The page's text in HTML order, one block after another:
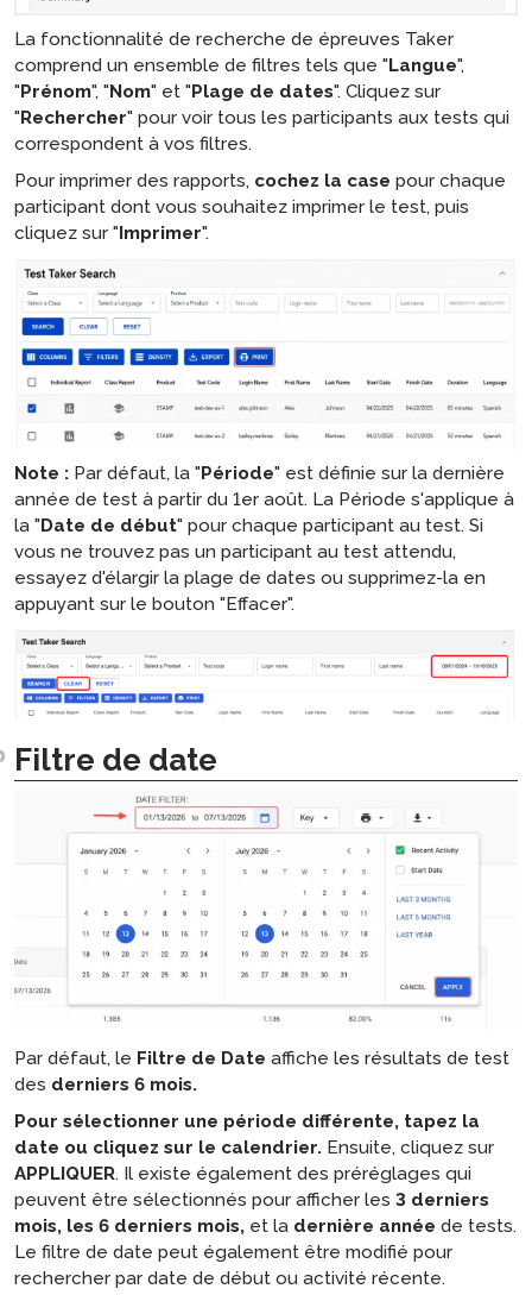
La fonctionnalité de recherche de épreuves Taker
comprend un ensemble de filtres tels que "Langue",
"Prénom", "Nom" et "Plage de dates". Cliquez sur
"Rechercher" pour voir tous les participants aux tests qui
correspondent à vos filtres.
Pour imprimer des rapports, cochez la case pour chaque
participant dont vous souhaitez imprimer le test, puis
cliquez sur " Imprimer".
Note : Par défaut, la "Période" est définie sur la dernière
année de test à partir du 1er août. La Période s'applique à
la "Date de début" pour chaque participant au test. Si
vous ne trouvez pas un participant au test attendu,
essayez d'élargir la plage de dates ou supprimez-la en
appuyant sur le bouton "Effacer".
Filtre de date
Par défaut, le Filtre de Date affiche les résultats de test
des derniers 6 mois.
Pour sélectionner une période différente, tapez la
date ou cliquez sur le calendrier. Ensuite, cliquez sur
APPLIQUER. Il existe également des préréglages qui
peuvent être sélectionnés pour afficher les 3 derniers
mois, les 6 derniers mois, et la dernière année de tests.
Le filtre de date peut également être modifié pour
rechercher par date de début ou activité récente.